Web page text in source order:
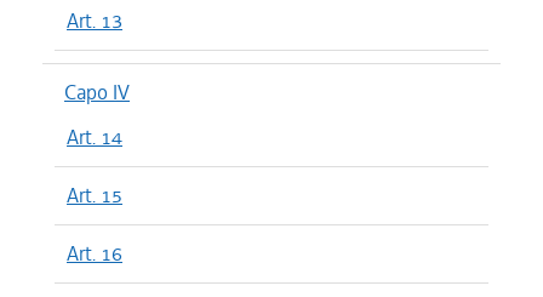
Art. 13
Capo IV
Art. 14
Art. 15
Art. 16